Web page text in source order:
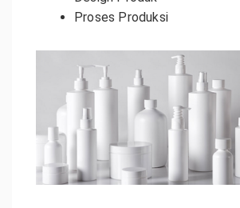
Proses Produksi